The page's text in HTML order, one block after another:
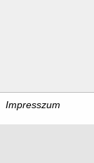
Impresszum